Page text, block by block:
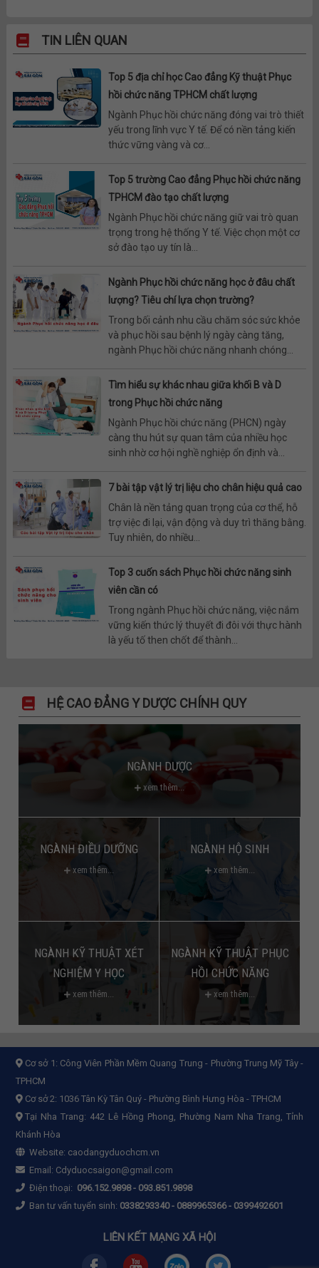
TIN LIÊN QUAN
Top 5 địa chỉ học Cao đẳng Kỹ thuật Phục
hồi chức năng TPHCM chất lượng
Ngành Phục hồi chức năng đóng vai trò thiết
yếu trong lĩnh vực Y tế. Để có nền tảng kiến
thức vững vàng và cơ...
Top 5 trường Cao đẳng Phục hồi chức năng
TPHCM đào tạo chất lượng
Ngành Phục hồi chức năng giữ vai trò quan
trọng trong hệ thống Y tế. Việc chọn một cơ
sở đào tạo uy tín là...
Ngành Phục hồi chức năng học ở đâu chất
lượng? Tiêu chí lựa chọn trường?
Trong bối cảnh nhu cầu chăm sóc sức khỏe
và phục hồi sau bệnh lý ngày càng tăng,
ngành Phục hồi chức năng nhanh chóng...
Tìm hiểu sự khác nhau giữa khối B và D
trong Phục hồi chức năng
Ngành Phục hồi chức năng (PHCN) ngày
càng thu hút sự quan tâm của nhiều học
sinh nhờ cơ hội nghề nghiệp ổn định và...
7 bài tập vật lý trị liệu cho chân hiệu quả cao
Chân là nền tảng quan trọng của cơ thể, hỗ
trợ việc đi lại, vận động và duy trì thăng bằng.
Tuy nhiên, do nhiều...
Top 3 cuốn sách Phục hồi chức năng sinh
viên cần có
Trong ngành Phục hồi chức năng, việc nắm
vững kiến thức lý thuyết đi đôi với thực hành
là yếu tố then chốt để thành...
HỆ CAO ĐẲNG Y DƯỢC CHÍNH QUY
NGÀNH DƯỢC
xem thêm...
NGÀNH ĐIỀU DƯỠNG
xem thêm...
NGÀNH HỘ SINH
xem thêm...
NGÀNH KỸ THUẬT XÉT
NGHIỆM Y HỌC
xem thêm...
NGÀNH KỸ THUẬT PHỤC
HỒI CHỨC NĂNG
xem thêm...
Cơ sở 1: Công Viên Phần Mềm Quang Trung - Phường Trung Mỹ Tây -
TPHCM
Cơ sở 2: 1036 Tân Kỳ Tân Quý - Phường Bình Hưng Hòa - TPHCM
Tại Nha Trang: 442 Lê Hồng Phong, Phường Nam Nha Trang, Tỉnh
Khánh Hòa
Website: caodangyduochcm.vn
Email: Cdyduocsaigon@gmail.com
Điện thoại: 096.152.9898- 093.851.9898
Ban tư vấn tuyển sinh: 0338293340 - 0889965366 - 0399492601
LIÊN KẾT MẠNG XÃ HỘI